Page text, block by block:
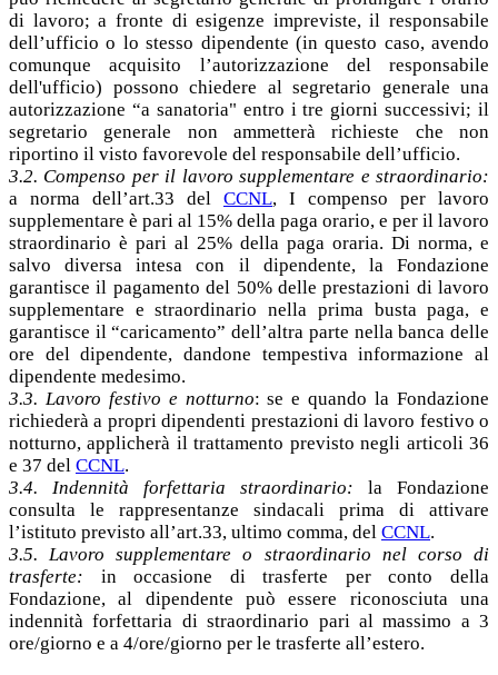
di lavoro; a fronte di esigenze impreviste, il responsabile
dell’ufficio o lo stesso dipendente (in questo caso, avendo
comunque acquisito l’autorizzazione del responsabile
dell'ufficio) possono chiedere al segretario generale una
autorizzazione “a sanatoria" entro i tre giorni successivi; il
segretario generale non ammetterà richieste che non
riportino il visto favorevole del responsabile dell’ufficio.
3.2. Compenso per il lavoro supplementare e straordinario:
a norma dell’art.33 del CCNL, I compenso per lavoro
supplementare è pari al 15% della paga orario, e per il lavoro
straordinario è pari al 25% della paga oraria. Di norma, e
salvo diversa intesa con il dipendente, la Fondazione
garantisce il pagamento del 50% delle prestazioni di lavoro
supplementare e straordinario nella prima busta paga, e
garantisce il “caricamento” dell’altra parte nella banca delle
ore del dipendente, dandone tempestiva informazione al
dipendente medesimo.
3.3. Lavoro festivo e notturno: se e quando la Fondazione
richiederà a propri dipendenti prestazioni di lavoro festivo o
notturno, applicherà il trattamento previsto negli articoli 36
e 37 del CCNL.
3.4. Indennità forfettaria straordinario: la Fondazione
consulta le rappresentanze sindacali prima di attivare
l’istituto previsto all’art.33, ultimo comma, del CCNL.
3.5. Lavoro supplementare o straordinario nel corso di
trasferte: in occasione di trasferte per conto della
Fondazione, al dipendente può essere riconosciuta una
indennità forfettaria di straordinario pari al massimo a 3
ore/giorno e a 4/ore/giorno per le trasferte all’estero.